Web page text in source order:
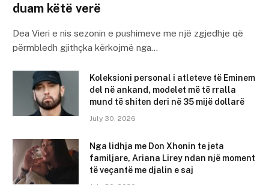
duam këtë verë
Dea Vieri e nis sezonin e pushimeve me një zgjedhje që
përmbledh gjithçka kërkojmë nga…
Koleksioni personal i atleteve të Eminem
del në ankand, modelet më të rralla
mund të shiten deri në 35 mijë dollarë
July 30, 2026
Nga lidhja me Don Xhonin te jeta
familjare, Ariana Lirey ndan një moment
të veçantë me djalin e saj